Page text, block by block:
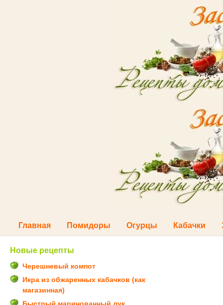
Главная Помидоры Огурцы Кабачки
Новые рецепты
Черешневый компот
Икра из обжаренных кабачков (как
магазинная)